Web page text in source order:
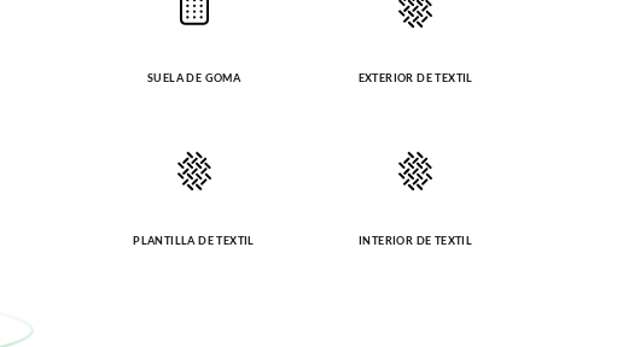
SUELA DE GOMA EXTERIOR DE TEXTIL
PLANTILLA DE TEXTIL INTERIOR DE TEXTIL